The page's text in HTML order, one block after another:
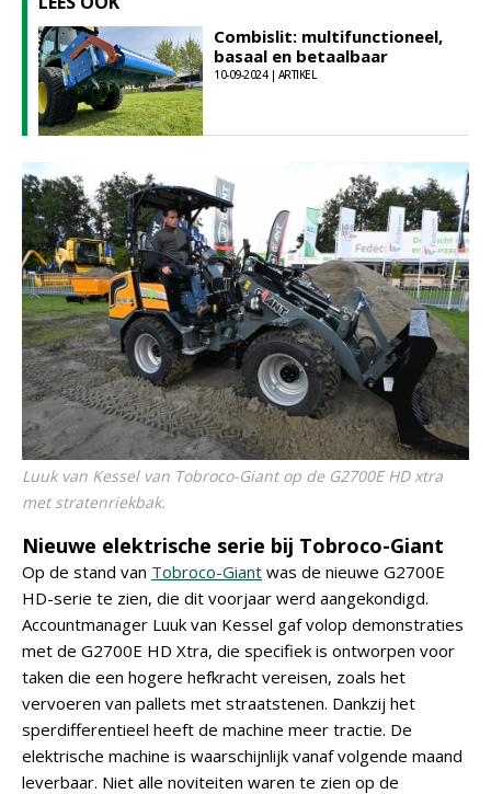
Combislit: multifunctioneel,
basaal en betaalbaar
10-09-2024 | ARTIKEL
Luuk van Kessel van Tobroco-Giant op de G2700E HD xtra
met stratenriekbak.
Nieuwe elektrische serie bij Tobroco-Giant
Op de stand van Tobroco-Giant was de nieuwe G2700E
HD-serie te zien, die dit voorjaar werd aangekondigd.
Accountmanager Luuk van Kessel gaf volop demonstraties
met de G2700E HD Xtra, die specifiek is ontworpen voor
taken die een hogere hefkracht vereisen, zoals het
vervoeren van pallets met straatstenen. Dankzij het
sperdifferentieel heeft de machine meer tractie. De
elektrische machine is waarschijnlijk vanaf volgende maand
leverbaar. Niet alle noviteiten waren te zien op de